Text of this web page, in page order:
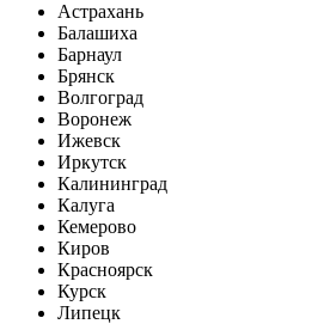
Астрахань
Балашиха
Барнаул
Брянск
Волгоград
Воронеж
Ижевск
Иркутск
Калининград
Калуга
Кемерово
Киров
Красноярск
Курск
Липецк